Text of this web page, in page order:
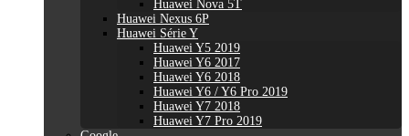
Huawei Nova 5T
Huawei Nexus 6P
Huawei Série Y
Huawei Y5 2019
Huawei Y6 2017
Huawei Y6 2018
Huawei Y6 / Y6 Pro 2019
Huawei Y7 2018
Huawei Y7 Pro 2019